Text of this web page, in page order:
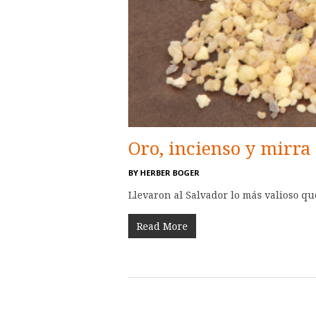
Oro, incienso y mirra
BY HERBER BOGER
Llevaron al Salvador lo más valioso
Read More